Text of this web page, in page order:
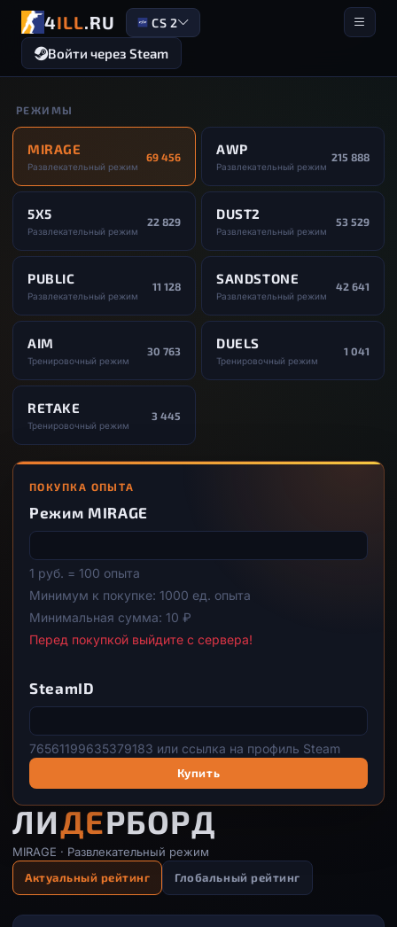
4ILL.RU CS 2
Войти через Steam
РЕЖИМЫ
MIRAGE
Развлекательный режим
69 456 AWP
Развлекательный режим
215 888
5X5
Развлекательный режим
22 829 DUST2
Развлекательный режим
53 529
PUBLIC
Развлекательный режим
11 128 SANDSTONE
Развлекательный режим
42 641
AIM
Тренировочный режим
30 763 DUELS
Тренировочный режим
1 041
RETAKE
Тренировочный режим
3 445
ПОКУПКА ОПЫТА
Режим MIRAGE
1 руб. = 100 опыта
Минимум к покупке: 1000 ед. опыта
Минимальная сумма: 10 ₽
Перед покупкой выйдите с сервера!
SteamID
76561199635379183 или ссылка на профиль Steam
Купить
ЛИДЕРБОРД
MIRAGE · Развлекательный режим
Актуальный рейтинг
Глобальный рейтинг